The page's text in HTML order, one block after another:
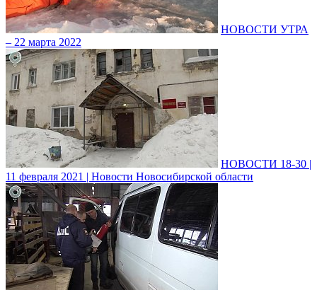
НОВОСТИ УТРА
– 22 марта 2022
НОВОСТИ 18-30 |
11 февраля 2021 | Новости Новосибирской области